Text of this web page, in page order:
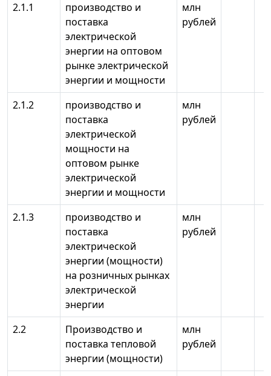
2.1.1
производство и
поставка
электрической
энергии на оптовом
рынке электрической
энергии и мощности
млн
рублей
2.1.2
производство и
поставка
электрической
мощности на
оптовом рынке
электрической
энергии и мощности
млн
рублей
2.1.3
производство и
поставка
электрической
энергии (мощности)
на розничных рынках
электрической
энергии
млн
рублей
2.2
Производство и
поставка тепловой
энергии (мощности)
млн
рублей